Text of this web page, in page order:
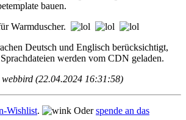
bauen.
Warmduscher.
Deutsch und Englisch berücksichtigt,
werden vom CDN geladen.
(22.04.2024 16:31:58)
Wishlist. Oderspende an das